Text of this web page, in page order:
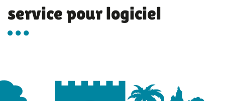
service pour logiciel